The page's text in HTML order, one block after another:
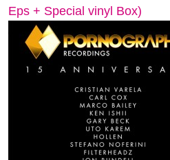
Eps + Special vinyl Box)